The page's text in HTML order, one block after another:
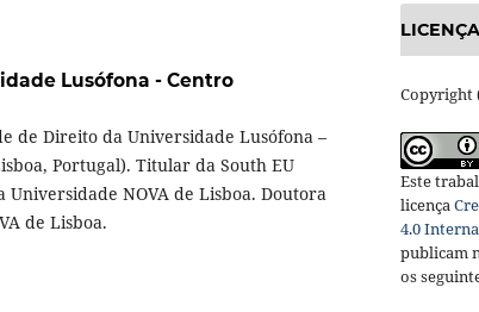
Lusófona - Centro
de Direito da Universidade Lusófona –
Portugal). Titular da South EU
Universidade NOVA de Lisboa. Doutora
de Lisboa.
LICENÇA
Copyright
Este
licença
4.0
publicam
os